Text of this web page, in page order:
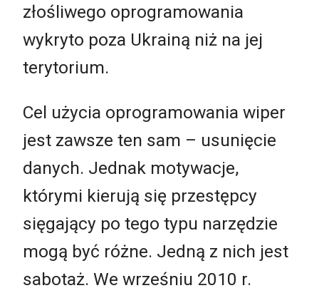
złośliwego oprogramowania
wykryto poza Ukrainą niż na jej
terytorium.
Cel użycia oprogramowania wiper
jest zawsze ten sam – usunięcie
danych. Jednak motywacje,
którymi kierują się przestępcy
sięgający po tego typu narzędzie
mogą być różne. Jedną z nich jest
sabotaż. We wrześniu 2010 r.